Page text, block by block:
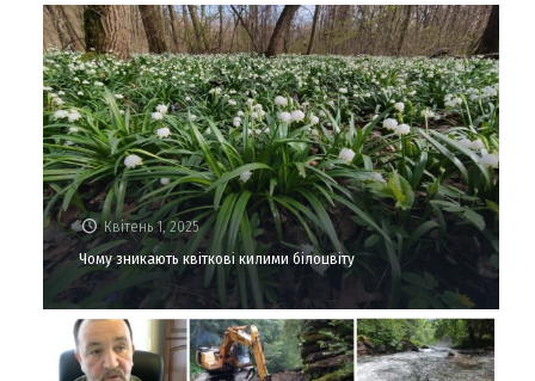
Квітень 1, 2025
Чому зникають квіткові килими білоцвіту